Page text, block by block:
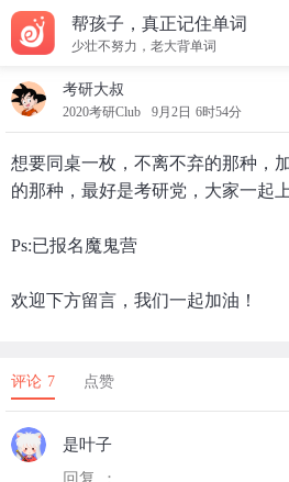
帮孩子，真正记住单词
少壮不努力，老大背单词
考研大叔
2020考研Club 9月2日 6时54分
想要同桌一枚，不离不弃的那种，
的那种，最好是考研党，大家一起
Ps:已报名魔鬼营
欢迎下方留言，我们一起加油！
评论 7 点赞
是叶子